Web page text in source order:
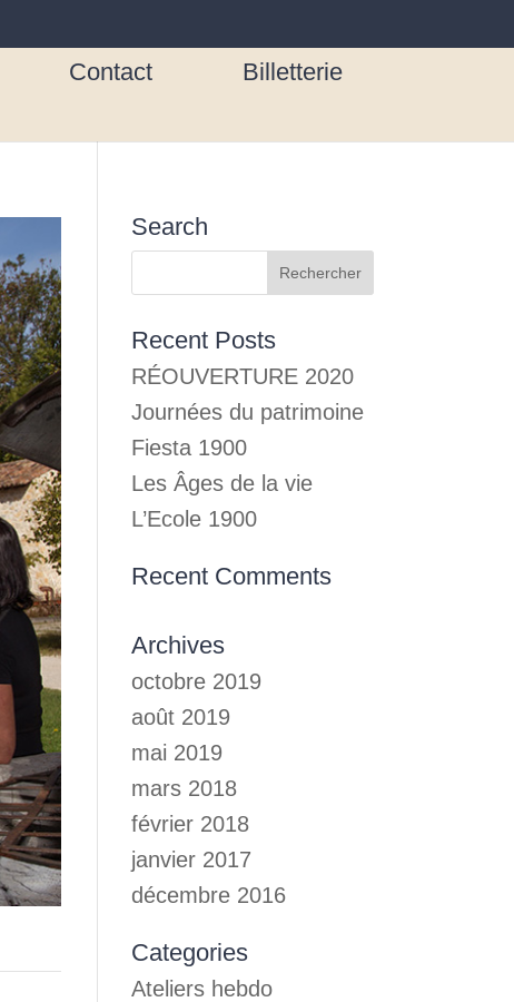
Contact
Billetterie
Search
Recent Posts
RÉOUVERTURE 2020
Journées du patrimoine
Fiesta 1900
Les Âges de la vie
L’Ecole 1900
Recent Comments
Archives
octobre 2019
août 2019
mai 2019
mars 2018
février 2018
janvier 2017
décembre 2016
Categories
Ateliers hebdo